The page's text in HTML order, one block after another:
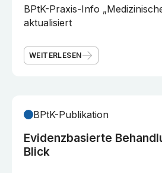
BPtK-Praxis-Info
aktualisiert
WEITERLESEN
BPtK-Publikation
Evidenzbasierte
Blick